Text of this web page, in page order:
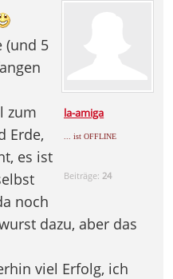
la-amiga
... ist OFFLINE
Beiträge: 24
(und 5
zum
Erde,
es ist
noch
dazu, aber das
viel Erfolg, ich